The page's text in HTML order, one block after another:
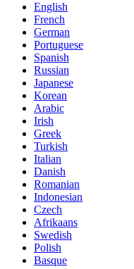
English
French
German
Portuguese
Spanish
Russian
Japanese
Korean
Arabic
Irish
Greek
Turkish
Italian
Danish
Romanian
Indonesian
Czech
Afrikaans
Swedish
Polish
Basque